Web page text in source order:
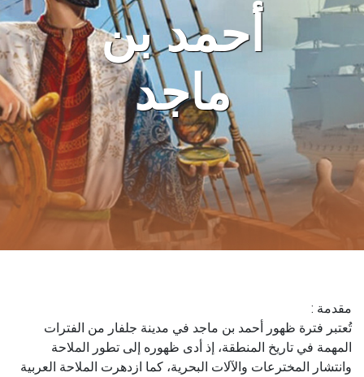
أحمد بن
ماجد
مقدمة :
تُعتبر فترة ظهور أحمد بن ماجد في مدينة جلفار من الفترات
المهمة في تاريخ المنطقة، إذ أدى ظهوره إلى تطور الملاحة
وانتشار المخترعات والآلات البحرية، كما ازدهرت الملاحة العربية